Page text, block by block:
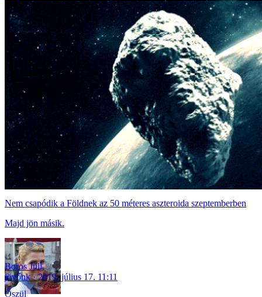
Nem csapódik a Földnek az 50 méteres aszteroida szeptemberben
Majd jön másik.
Boros Juli
jövőnk
2019. július 17. 11:11
Őszül